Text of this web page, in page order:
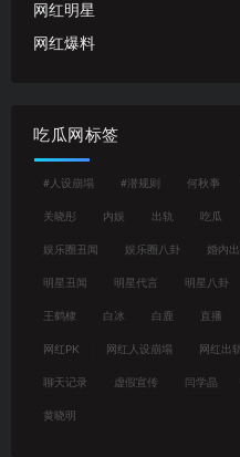
网红明星
网红爆料
吃瓜网标签
#人设崩塌 #潜规则 何秋亊
关晓彤 内娱 出轨 吃瓜
娱乐圈丑闻 娱乐圈八卦 婚内出
明星丑闻 明星代言 明星八卦
王鹤棣 白冰 白鹿 直播
网红PK 网红人设崩塌 网红出轨
聊天记录 虚假宣传 闫学晶
黄晓明